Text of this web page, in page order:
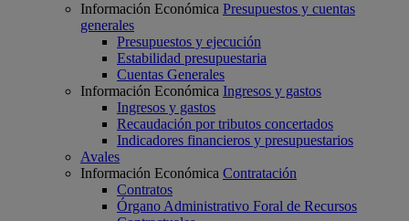
Información Económica Presupuestos y cuentas
generales
Presupuestos y ejecución
Estabilidad presupuestaria
Cuentas Generales
Información Económica Ingresos y gastos
Ingresos y gastos
Recaudación por tributos concertados
Indicadores financieros y presupuestarios
Avales
Información Económica Contratación
Contratos
Órgano Administrativo Foral de Recursos